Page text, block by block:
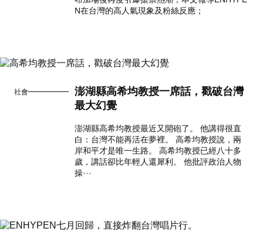
N在台灣的高人氣現象及粉絲反應；
社會
澎湖縣高希均教授一席話，戳破台灣
最大幻覺
澎湖縣高希均教授最近又開砲了。 他講得很直
白：台灣不能再活在夢裡。 高希均教授說，兩
岸和平才是唯一生路。 高希均教授已經八十多
歲，講話卻比年輕人還犀利。 他批評政治人物
操···